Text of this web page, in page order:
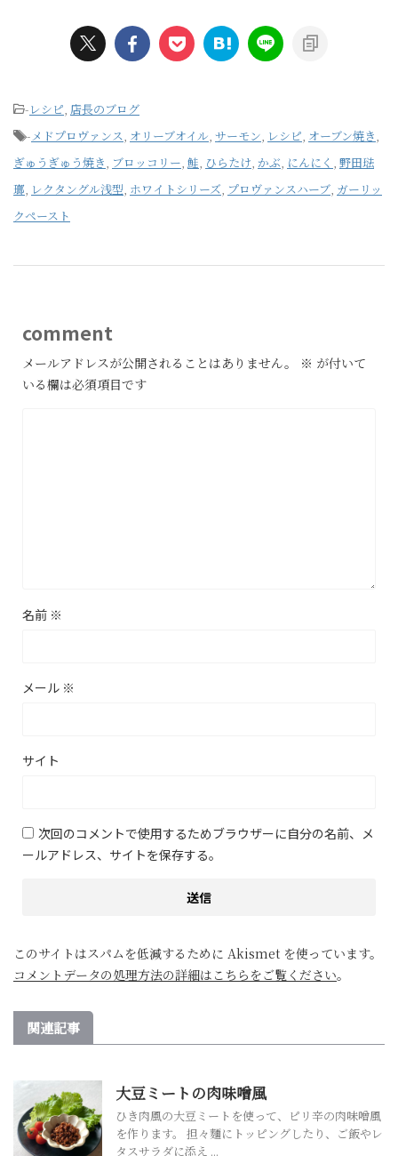
-レシピ, 店長のブログ
-メドプロヴァンス, オリーブオイル, サーモン, レシピ, オーブン焼き,
ぎゅうぎゅう焼き, ブロッコリー, 鮭, ひらたけ, かぶ, にんにく , 野田琺
瑯, レクタングル浅型, ホワイトシリーズ, プロヴァンスハーブ, ガーリッ
クペースト
comment
メールアドレスが公開されることはありません。 ※ が付いて
いる欄は必須項目です
名前 ※
メール ※
サイト
次回のコメントで使用するためブラウザーに自分の名前、メ
ールアドレス、サイトを保存する。
このサイトはスパムを低減するために Akismet を使っています。
コメントデータの処理方法の詳細はこちらをご覧ください。
関連記事
大豆ミートの肉味噌風
ひき肉風の大豆ミートを使って、ピリ辛の肉味噌風
を作ります。 担々麵にトッピングしたり、ご飯やレ
タスサラダに添え ...